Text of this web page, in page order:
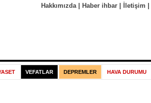
Hakkımızda| Haber ihbar| İletişim
VEFATLAR DEPREMLER HAVA DURUMU